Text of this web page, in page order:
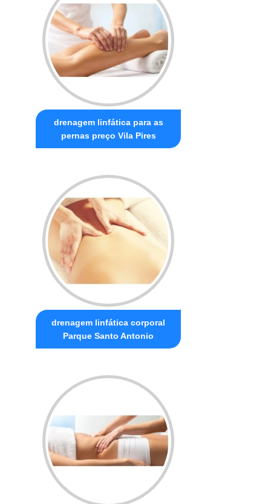
drenagem linfática para as
pernas preço Vila Pires
drenagem linfática corporal
Parque Santo Antonio